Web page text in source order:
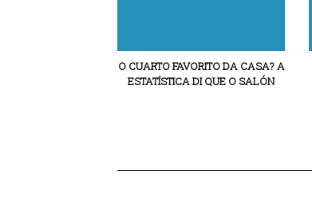
O CUARTO FAVORITO DA CASA? A
ESTATÍSTICA DI QUE O SALÓN